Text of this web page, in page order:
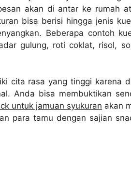
akan di antar ke rumah
bisa berisi hingga jenis
Beberapa contoh
gulung, roti coklat, risol,
cita rasa yang tinggi karena
Anda bisa membuktikan
untuk jamuan syukuran akan
para tamu dengan sajian